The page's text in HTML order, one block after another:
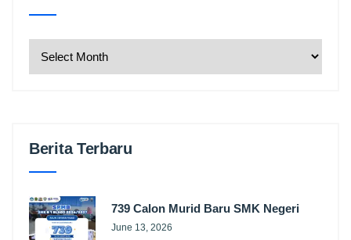
Berita Terbaru
739 Calon Murid Baru SMK Negeri
June 13, 2026